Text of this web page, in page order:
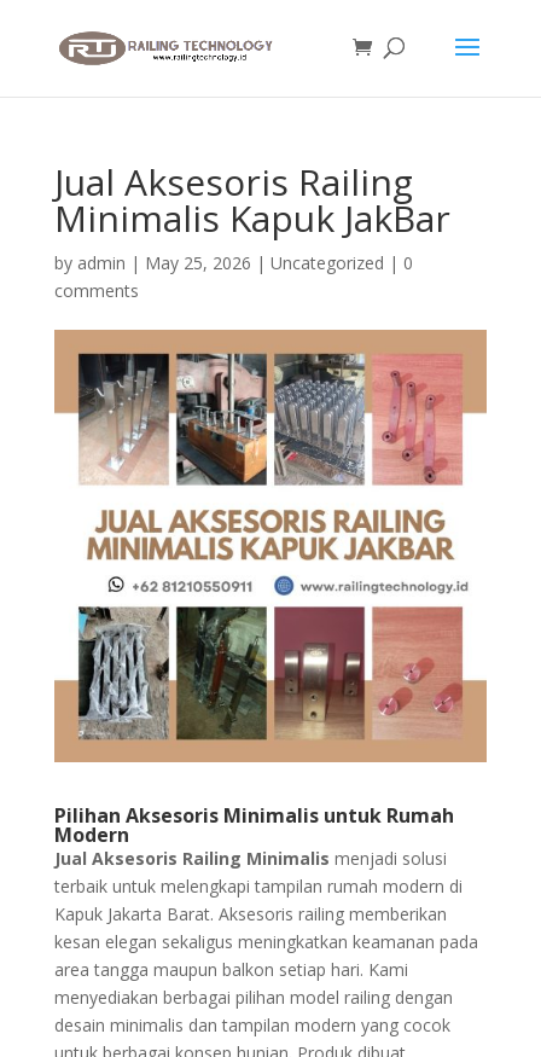
Jual Aksesoris Railing
Minimalis Kapuk JakBar
by admin | May 25, 2026 | Uncategorized | 0
comments
Pilihan Aksesoris Minimalis untuk Rumah
Modern
Jual Aksesoris Railing Minimalis menjadi solusi
terbaik untuk melengkapi tampilan rumah modern di
Kapuk Jakarta Barat. Aksesoris railing memberikan
kesan elegan sekaligus meningkatkan keamanan pada
area tangga maupun balkon setiap hari. Kami
menyediakan berbagai pilihan model railing dengan
desain minimalis dan tampilan modern yang cocok